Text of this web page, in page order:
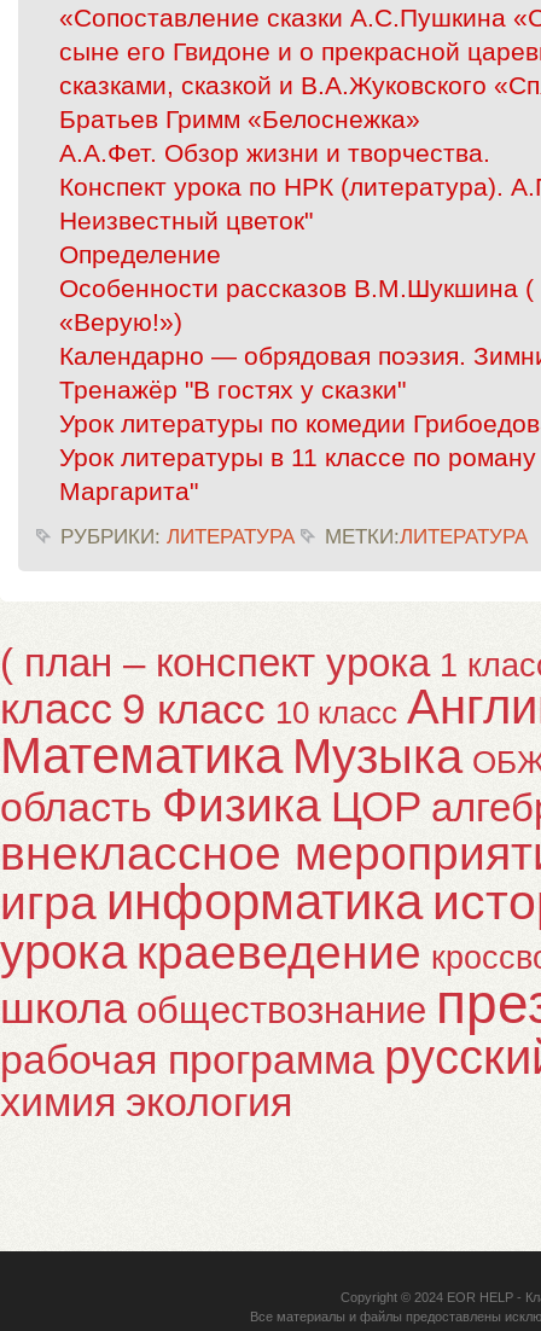
«Сопоставление сказки А.С.Пушкина
сыне его Гвидоне и о прекрасной
сказками, сказкой и В.А.Жуковского
Братьев Гримм «Белоснежка»
А.А.Фет. Обзор жизни и творчества.
Конспект урока по НРК (литература).
Неизвестный цветок"
Определение
Особенности рассказов В.М.Шукшина (
«Верую!»)
Календарно — обрядовая поэзия.
Тренажёр "В гостях у сказки"
Урок литературы по комедии
Урок литературы в 11 классе по
Маргарита"
РУБРИКИ: ЛИТЕРАТУРА МЕТКИ:ЛИТЕРАТУРА
( план – конспект урока 1
класс 9 класс 10 класс
Математика Музыка
область Физика ЦОР
внеклассное
игра информатика
урока краеведение
школа обществознание
рабочая программа
химия экология
Copyright © 2024 EOR HELP-
Все материалы и файлы предоставлены